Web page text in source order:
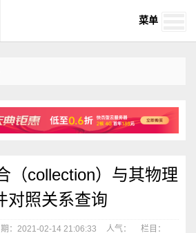
菜单
（collection）与其物理
对照关系查询
期：2021-02-14 21:06:33 人气：
栏目：